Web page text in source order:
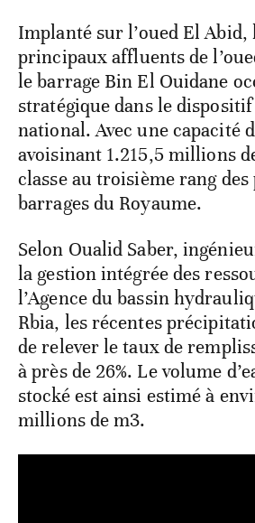
Implanté sur l’oued El Abid,
principaux affluents de
le barrage Bin El Ouidane
stratégique dans le
national. Avec une capacité
avoisinant 1.215,5 millions
classe au troisième rang
barrages du Royaume.
Selon Oualid Saber,
la gestion intégrée des
l’Agence du bassin
Rbia, les récentes
de relever le taux de
à près de 26%. Le volume
stocké est ainsi estimé à
millions de m3.